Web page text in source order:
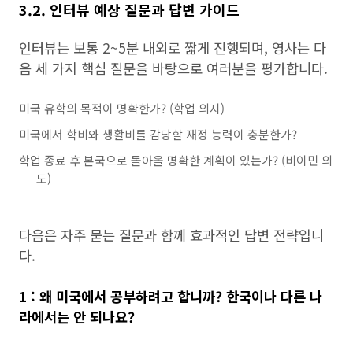
3.2. 인터뷰 예상 질문과 답변 가이드
인터뷰는 보통 2~5분 내외로 짧게 진행되며, 영사는 다
음 세 가지 핵심 질문을 바탕으로 여러분을 평가합니다.
미국 유학의 목적이 명확한가? (학업 의지)
미국에서 학비와 생활비를 감당할 재정 능력이 충분한가?
학업 종료 후 본국으로 돌아올 명확한 계획이 있는가? (비이민 의
도)
다음은 자주 묻는 질문과 함께 효과적인 답변 전략입니
다.
1 : 왜 미국에서 공부하려고 합니까? 한국이나 다른 나
라에서는 안 되나요?